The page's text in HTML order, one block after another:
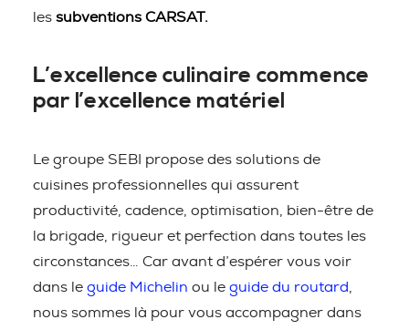
les subventions CARSAT.
L’excellence culinaire commence
par l’excellence matériel
Le groupe SEBI propose des solutions de
cuisines professionnelles qui assurent
productivité, cadence, optimisation, bien-être de
la brigade, rigueur et perfection dans toutes les
circonstances… Car avant d’espérer vous voir
dans le guide Michelin ou le guide du routard
nous sommes là pour vous accompagner dans